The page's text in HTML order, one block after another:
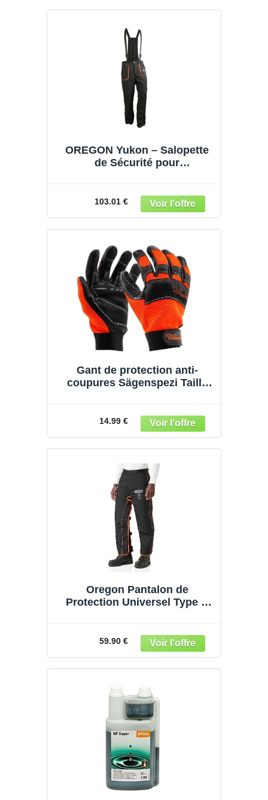
OREGON Yukon – Salopette
de Sécurité pour
103.01 €
Gant de protection anti-
coupures Sägenspezi Taille
14.99 €
Oregon Pantalon de
Protection Universel Type A
Frontale Uniquement (575780)
59.90 €